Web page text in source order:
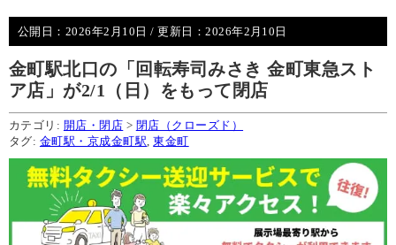
公開日： 2026年2月10日 / 更新日：2026年2月10日
金町駅北口の「回転寿司みさき 金町東急スト
ア店」が2/1（日）をもって閉店
カテゴリ: 開店・閉店 > 閉店（クローズド）
タグ: 金町駅・京成金町駅 ,東金町